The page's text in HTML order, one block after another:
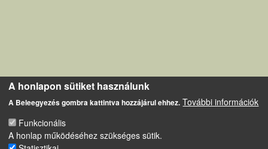
A honlapon sütiket használunk
A Beleegyezés gombra kattintva hozzájárul ehhez. További információk
Funkcionális
A honlap működéséhez szükséges sütik.